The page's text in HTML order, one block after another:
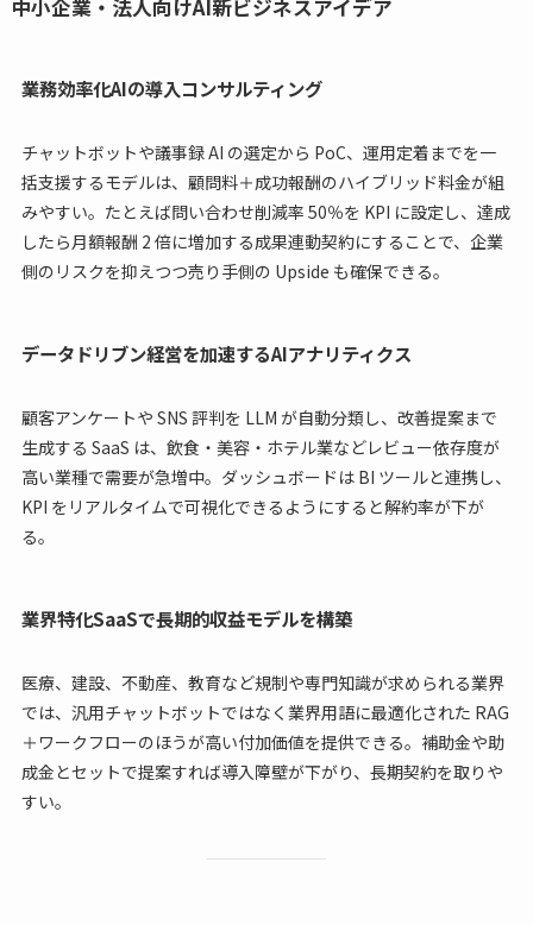
中小企業・法人向けAI新ビジネスアイデア
業務効率化AIの導入コンサルティング
チャットボットや議事録 AI の選定から PoC、運用定着までを一
括支援するモデルは、顧問料＋成功報酬のハイブリッド料金が組
みやすい。たとえば問い合わせ削減率 50％を KPI に設定し、達成
したら月額報酬 2 倍に増加する成果連動契約にすることで、企業
側のリスクを抑えつつ売り手側の Upside も確保できる。
データドリブン経営を加速するAIアナリティクス
顧客アンケートや SNS 評判を LLM が自動分類し、改善提案まで
生成する SaaS は、飲食・美容・ホテル業などレビュー依存度が
高い業種で需要が急増中。ダッシュボードは BI ツールと連携し、
KPI をリアルタイムで可視化できるようにすると解約率が下が
る。
業界特化SaaSで長期的収益モデルを構築
医療、建設、不動産、教育など規制や専門知識が求められる業界
では、汎用チャットボットではなく業界用語に最適化された RAG
＋ワークフローのほうが高い付加価値を提供できる。補助金や助
成金とセットで提案すれば導入障壁が下がり、長期契約を取りや
すい。